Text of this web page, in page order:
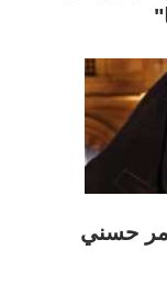
حسني